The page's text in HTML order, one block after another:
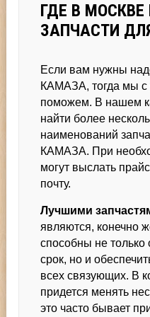
ГДЕ В МОСКВЕ
ЗАПЧАСТИ
Если вам нужны
КАМАЗА, тогда мы с
поможем. В нашем
найти более
наименований
КАМАЗА. При
могут выслать
почту.
Лучшими
являются, конечно
способны не только
срок, но и
всех связующих. В
придется менять
это часто бывает